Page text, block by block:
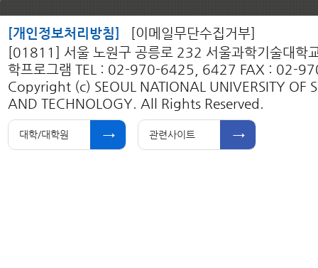
[개인정보처리방침]
[이메일무단수집거부]
[01811] 서울 노원구 공릉로 232 서울과학기술대학
학프로그램 TEL : 02-970-6425, 6427 FAX : 02-
Copyright (c) SEOUL NATIONAL UNIVERSITY OF
AND TECHNOLOGY. All Rights Reserved.
대학/대학원 관련사이트